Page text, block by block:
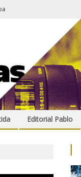
Editorial Pablo